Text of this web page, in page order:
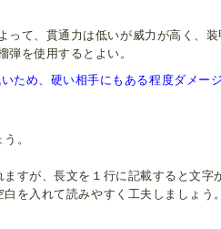
って、貫通力は低いが威力が高く、
弾を使用するとよい。
ため、硬い相手にもある程度ダメー
。
すが、長文を１行に記載すると文字
を入れて読みやすく工夫しましょう。